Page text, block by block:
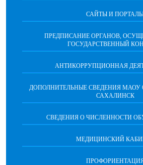
САЙТЫ И
ПРЕДПИСАНИЕ ОРГАНОВ,
ГОСУДАРСТВЕННЫЙ
АНТИКОРРУПЦИОННАЯ
ДОПОЛНИТЕЛЬНЫЕ СВЕДЕНИЯ
САХАЛИНСК
СВЕДЕНИЯ О ЧИСЛЕННОСТИ
МЕДИЦИНСКИЙ